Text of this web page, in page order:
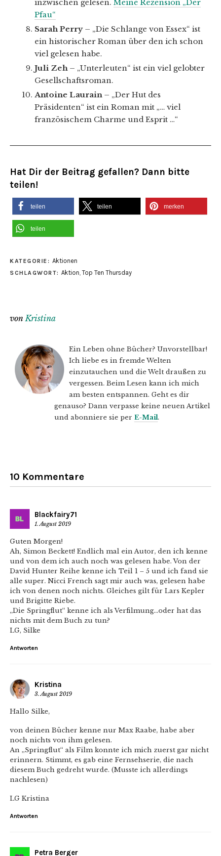
inzwischen gelesen. Meine Rezension „Der
Pfau“
Sarah Perry – „Die Schlange von Essex“ ist
ein historischer Roman über den ich schon
viel gelesen habe.
Juli Zeh– „Unterleuten“ ist ein viel gelobter
Gesellschaftsroman.
Antoine Laurain– „Der Hut des
Präsidenten“ ist ein Roman mit „… viel
französischem Charme und Esprit …“
Hat Dir der Beitrag gefallen? Dann bitte
teilen!
teilen teilen merken
teilen
KATEGORIE: Aktionen
SCHLAGWORT: Aktion, Top Ten Thursday
vonKristina
Ein Leben ohne Bücher? Unvorstellbar!
Ich liebe es in fremde Welten
einzutauchen und die Welt draußen zu
vergessen. Beim Lesen kann ich mich
am besten entspannen. Geht es dir
genauso? Dann verpasse keine neuen Artikel
und abonniere sie per E-Mail.
10 Kommentare
Blackfairy71
1. August 2019
Guten Morgen!
Ah, Simon Beckett! Endlich mal ein Autor, den ich kenne
und von dem ich auch noch was gelesen habe. Von der
David Hunter Reihe kenne ich Teil 1 – 5 und ich fand sie
alle super. Nicci French sagt mir auch was, gelesen habe
ich von denen noch nichts. Gleiches gilt für Lars Kepler
und Brigitte Riebe.
„Die Springflut“ kenne ich als Verfilmung…oder hat das
nichts mit dem Buch zu tun?
LG, Silke
Antworten
Kristina
3. August 2019
Hallo Silke,
von deinen Bücher kenne nur Max Raabe, habe aber
noch nichts von ihm gelesen.
An „Springflut“ als Film konnte ich mich zuerst gar nicht
erinnern. Stimmt, es gab eine Fernsehserie, die nach
diesem Buch gedreht wurde. (Musste ich allerdings
nachlesen)
LG Kristina
Antworten
Petra Berger